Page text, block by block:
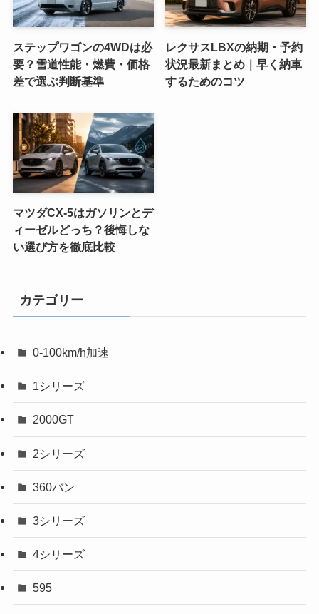
ステップワゴンの4WDは必
要？雪道性能・燃費・価格
差で選ぶ判断基準
レクサスLBXの納期・予約
状況最新まとめ｜早く納車
するためのコツ
マツダCX-5はガソリンとデ
ィーゼルどっち？後悔しな
い選び方を徹底比較
カテゴリー
0-100km/h加速
1シリーズ
2000GT
2シリーズ
360バン
3シリーズ
4シリーズ
595